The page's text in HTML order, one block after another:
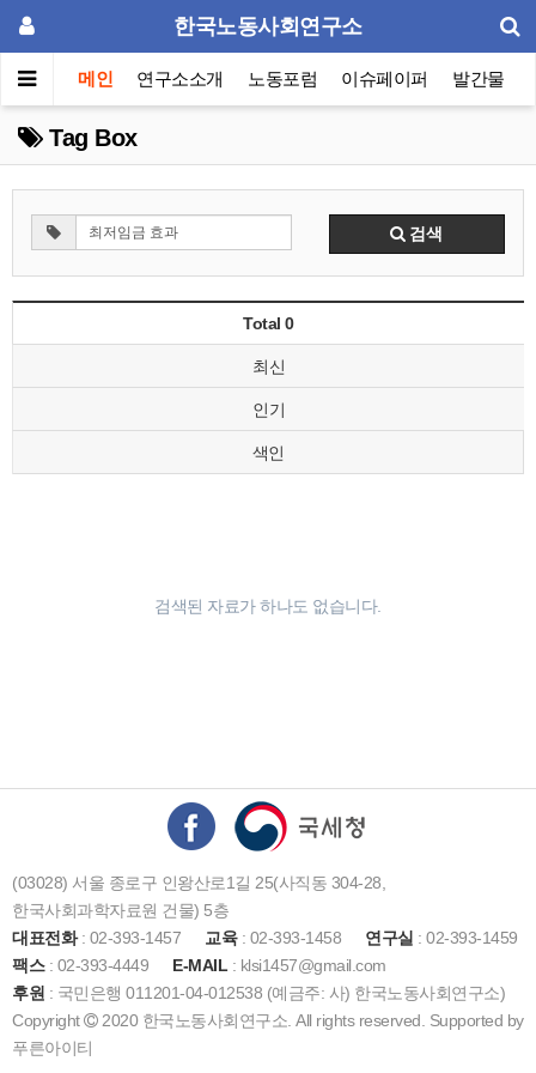
한국노동사회연구소
메인 연구소소개 노동포럼 이슈페이퍼 발간물
Tag Box
검색
Total 0
최신
인기
색인
검색된 자료가 하나도 없습니다.
(03028) 서울 종로구 인왕산로1길 25(사직동 304-28,
한국사회과학자료원 건물) 5층
대표전화: 02-393-1457 교육: 02-393-1458 연구실 : 02-393-1459
팩스: 02-393-4449 E-MAIL : klsi1457@gmail.com
후원 : 국민은행 011201-04-012538 (예금주: 사) 한국노동사회연구소)
Copyright
2020 한국노동사회연구소. All rights reserved. Supported by
푸른아이티